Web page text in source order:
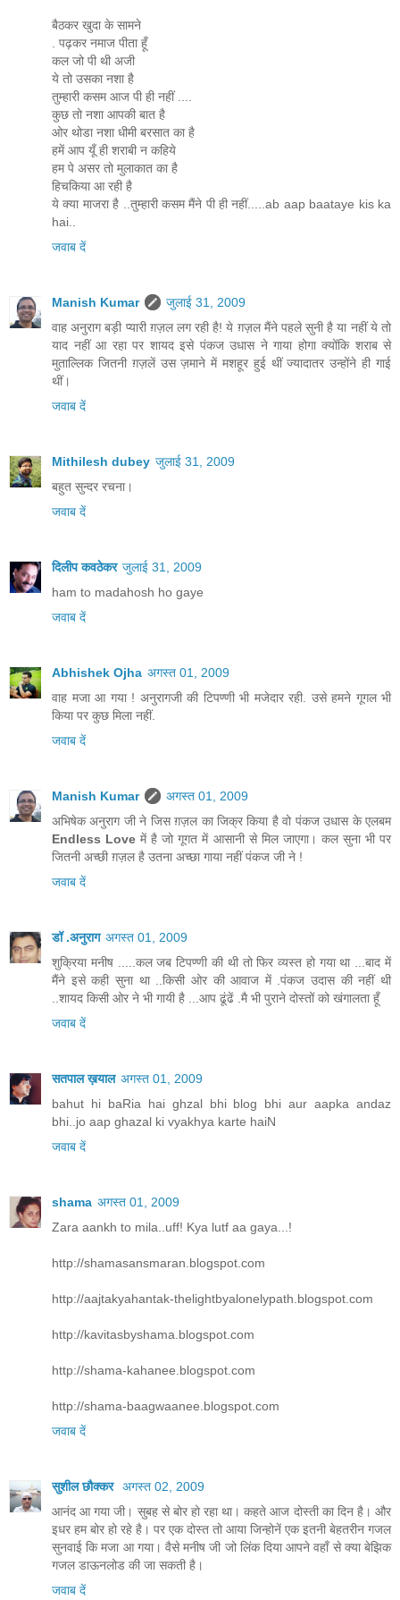
बैठकर खुदा के सामने
. पढ़कर नमाज पीता हूँ
कल जो पी थी अजी
ये तो उसका नशा है
तुम्हारी कसम आज पी ही नहीं ....
कुछ तो नशा आपकी बात है
ओर थोडा नशा धीमी बरसात का है
हमें आप यूँ ही शराबी न कहिये
हम पे असर तो मुलाकात का है
हिचकिया आ रही है
ये क्या माजरा है ..तुम्हारी कसम मैंने पी ही नहीं.....ab aap baataye kis ka
hai..
जवाब दें
Manish Kumar
जुलाई 31, 2009
वाह अनुराग बड़ी प्यारी ग़ज़ल लग रही है! ये ग़ज़ल मैंने पहले सुनी है या नहीं ये तो
याद नहीं आ रहा पर शायद इसे पंकज उधास ने गाया होगा क्योंकि शराब से
मुताल्लिक जितनी ग़ज़लें उस ज़माने में मशहूर हुई थीं ज्यादातर उन्होंने ही गाई
थीं।
जवाब दें
Mithilesh dubey जुलाई 31, 2009
बहुत सुन्दर रचना।
जवाब दें
दिलीप कवठेकर जुलाई 31, 2009
ham to madahosh ho gaye
जवाब दें
Abhishek Ojha अगस्त 01, 2009
वाह मजा आ गया ! अनुरागजी की टिपण्णी भी मजेदार रही. उसे हमने गूगल भी
किया पर कुछ मिला नहीं.
जवाब दें
Manish Kumar
अगस्त 01, 2009
अभिषेक अनुराग जी ने जिस ग़ज़ल का जिक्र किया है वो पंकज उधास के एलबम
Endless Love में है जो गूगत में आसानी से मिल जाएगा। कल सुना भी पर
जितनी अच्छी ग़ज़ल है उतना अच्छा गाया नहीं पंकज जी ने !
जवाब दें
डॉ .अनुराग अगस्त 01, 2009
शुक्रिया मनीष .....कल जब टिपण्णी की थी तो फिर व्यस्त हो गया था ...बाद में
मैंने इसे कही सुना था ..किसी ओर की आवाज में .पंकज उदास की नहीं थी
..शायद किसी ओर ने भी गायी है ...आप ढूंढें .मै भी पुराने दोस्तों को खंगालता हूँ
जवाब दें
सतपाल ख़याल अगस्त 01, 2009
bahut hi baRia hai ghzal bhi blog bhi aur aapka andaz
bhi..jo aap ghazal ki vyakhya karte haiN
जवाब दें
shama अगस्त 01, 2009
Zara aankh to mila..uff! Kya lutf aa gaya...!
http://shamasansmaran.blogspot.com
http://aajtakyahantak-thelightbyalonelypath.blogspot.com
http://kavitasbyshama.blogspot.com
http://shama-kahanee.blogspot.com
http://shama-baagwaanee.blogspot.com
जवाब दें
सुशील छौक्कर अगस्त 02, 2009
आनंद आ गया जी। सुबह से बोर हो रहा था। कहते आज दोस्ती का दिन है। और
इधर हम बोर हो रहे है। पर एक दोस्त तो आया जिन्होनें एक इतनी बेहतरीन गजल
सुनवाई कि मजा आ गया। वैसे मनीष जी जो लिंक दिया आपने वहाँ से क्या बेझिक
गजल डाऊनलोड की जा सकती है।
जवाब दें